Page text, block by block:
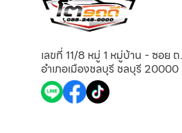
เลขที่ 11/8 หมู่ 1 หมู่บ้าน - ซอย
อำเภอเมืองชลบุรี ชลบุรี 20000